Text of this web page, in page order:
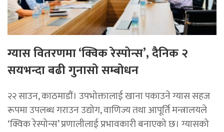
ग्यास वितरणमा ‘क्विक रेस्पोन्स’, दैनिक २
सयभन्दा बढी गुनासो सम्बोधन
२२ साउन, काठमाडाैं। उपभोक्तालाई खाना पकाउने ग्यास सहज
रूपमा उपलब्ध गराउन उद्योग, वाणिज्य तथा आपूर्ति मन्त्रालयले
‘क्विक रेस्पोन्स’ प्रणालीलाई प्रभावकारी बनाएको छ। ग्यासको